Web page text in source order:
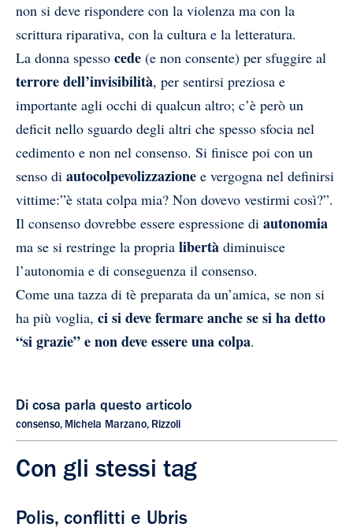
non si deve rispondere con la violenza ma con la
scrittura riparativa, con la cultura e la letteratura.
La donna spesso cede (e non consente) per sfuggire al
terrore dell’invisibilità, per sentirsi preziosa e
importante agli occhi di qualcun altro; c’è però un
deficit nello sguardo degli altri che spesso sfocia nel
cedimento e non nel consenso. Si finisce poi con un
senso di autocolpevolizzazione e vergogna nel definirsi
vittime:”è stata colpa mia? Non dovevo vestirmi così?”.
Il consenso dovrebbe essere espressione di autonomia
ma se si restringe la propria libertà diminuisce
l’autonomia e di conseguenza il consenso.
Come una tazza di tè preparata da un’amica, se non si
ha più voglia, ci si deve fermare anche se si ha detto
“si grazie” e non deve essere una colpa.
Di cosa parla questo articolo
consenso, Michela Marzano, Rizzoli
Con gli stessi tag
Polis, conflitti e Ubris